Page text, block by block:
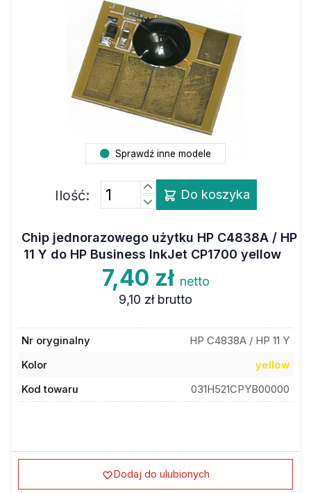
Sprawdź inne modele
Ilość: Do koszyka
Chip jednorazowego użytku HP C4838A / HP
11 Y do HP Business InkJet CP1700 yellow
7,40 zł netto
9,10 zł brutto
Nr oryginalny
HP C4838A / HP 11 Y
Kolor
yellow
Kod towaru
031H521CPYB00000
Dodaj do ulubionych